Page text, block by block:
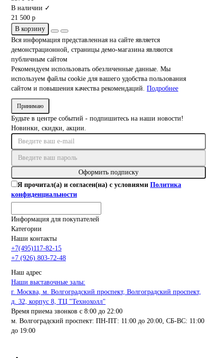
В наличии ✓
21 500 р
В корзину
Вся информация представленная на сайте является
демонстрационной, страницы демо-магазина являются
публичным сайтом
Рекомендуем использовать обезличенные данные. Мы
используем файлы cookie для вашего удобства пользования
сайтом и повышения качества рекомендаций. Подробнее
Принимаю
Будьте в центре событий - подпишитесь на наши новости!
Новинки, скидки, акции.
Оформить подписку
Я прочитал(а) и согласен(на) с условиями Политика
конфиденциальности
Информация для покупателей
Категории
Наши контакты
+7(495)117-82-15
+7 (926) 803-72-48
Наш адрес
Наши выставочные залы:
г. Москва, м. Волгоградский проспект, Волгоградский проспект,
д. 32, корпус 8, ТЦ "Технохолл"
Время приема звонков с 8:00 до 22:00
м. Волгоградский проспект: ПН-ПТ: 11:00 до 20:00, СБ-ВС: 11:00
до 19:00